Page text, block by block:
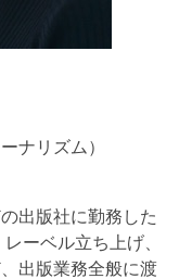
ナリズム）
出版社に勤務した
ーベル立ち上げ、
出版業務全般に渡